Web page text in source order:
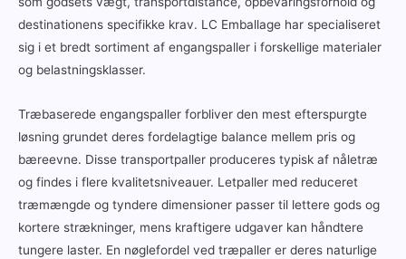
destinationens specifikke krav. LC Emballage har specialiseret
sig i et bredt sortiment af engangspaller i forskellige materialer
og belastningsklasser.
Træbaserede engangspaller forbliver den mest efterspurgte
løsning grundet deres fordelagtige balance mellem pris og
bæreevne. Disse transportpaller produceres typisk af nåletræ
og findes i flere kvalitetsniveauer. Letpaller med reduceret
træmængde og tyndere dimensioner passer til lettere gods og
kortere strækninger, mens kraftigere udgaver kan håndtere
tungere laster. En nøglefordel ved træpaller er deres naturlige